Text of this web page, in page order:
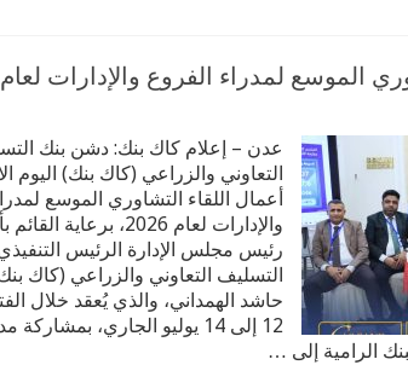
لمدراء الفروع والإدارات لعام 2026
عدن – إعلام كاك بنك: دشن بنك
التعاوني والزراعي (كاك بنك) اليوم
أعمال اللقاء التشاوري الموسع
والإدارات لعام 2026، برعاية
رئيس مجلس الإدارة الرئيس
التسليف التعاوني والزراعي (كاك
حاشد الهمداني، والذي يُعقد خلال
12 إلى 14 يوليو الجاري، بمشاركة
الرامية إلى …